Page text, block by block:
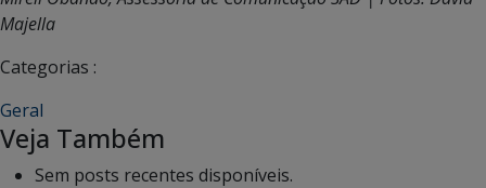
Majella
Categorias :
Geral
Veja Também
Sem posts recentes disponíveis.